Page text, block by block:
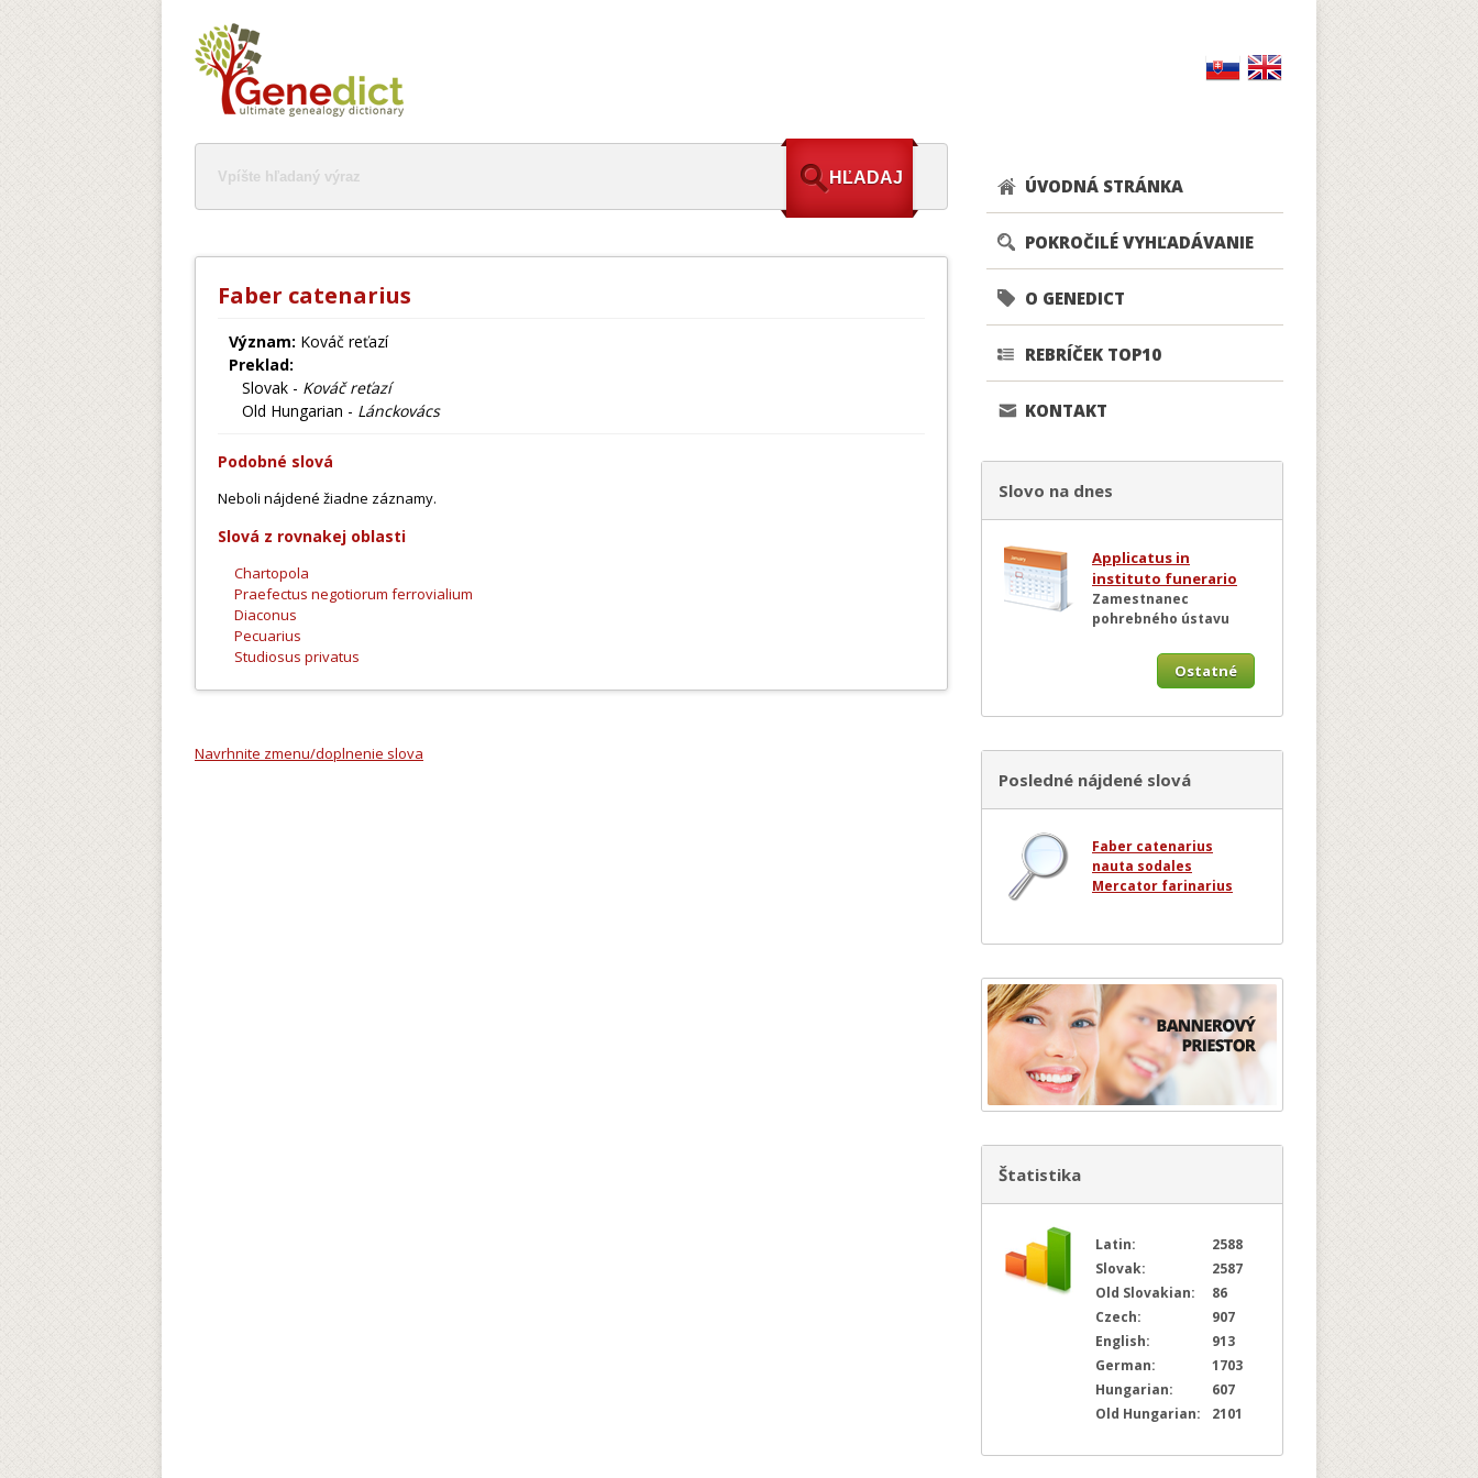
Faber catenarius
Význam: Kováč reťazí
Preklad:
Slovak - Kováč reťazí
Old Hungarian - Lánckovács
Podobné slová
Neboli nájdené žiadne záznamy.
Slová z rovnakej oblasti
Chartopola
Praefectus negotiorum ferrovialium
Diaconus
Pecuarius
Studiosus privatus
Navrhnite zmenu/doplnenie slova
ÚVODNÁ STRÁNKA
POKROČILÉ VYHĽADÁVANIE
O GENEDICT
REBRÍČEK TOP10
KONTAKT
Slovo na dnes
Applicatus in
instituto funerario
Zamestnanec
pohrebného ústavu
Ostatné
Posledné nájdené slová
Faber catenarius
nauta sodales
Mercator farinarius
Štatistika
Latin:
2588
Slovak:
2587
Old Slovakian:
86
Czech:
907
English:
913
German:
1703
Hungarian:
607
Old Hungarian:
2101